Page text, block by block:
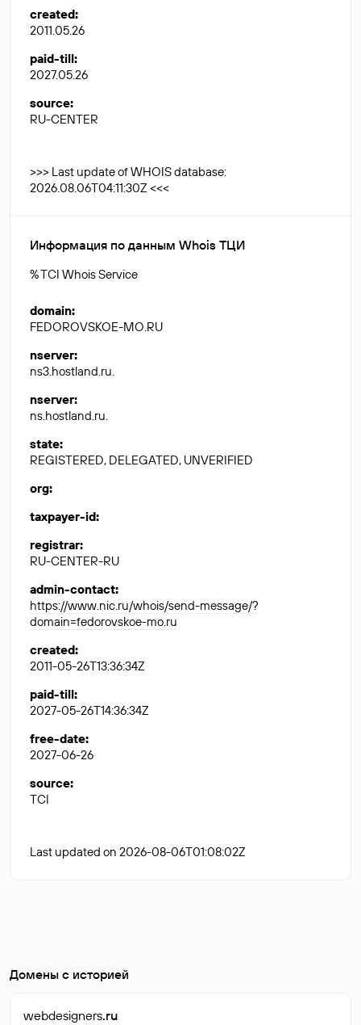
created:
2011.05.26
paid-till:
2027.05.26
source:
RU-CENTER
>>> Last update of WHOIS database:
2026.08.06T04:11:30Z <<<
Информация по данным Whois ТЦИ
% TCI Whois Service
domain:
FEDOROVSKOE-MO.RU
nserver:
ns3.hostland.ru.
nserver:
ns.hostland.ru.
state:
REGISTERED, DELEGATED, UNVERIFIED
org:
taxpayer-id:
registrar:
RU-CENTER-RU
admin-contact:
https://www.nic.ru/whois/send-message/?
domain=fedorovskoe-mo.ru
created:
2011-05-26T13:36:34Z
paid-till:
2027-05-26T14:36:34Z
free-date:
2027-06-26
source:
TCI
Last updated on 2026-08-06T01:08:02Z
Домены с историей
webdesigners.ru